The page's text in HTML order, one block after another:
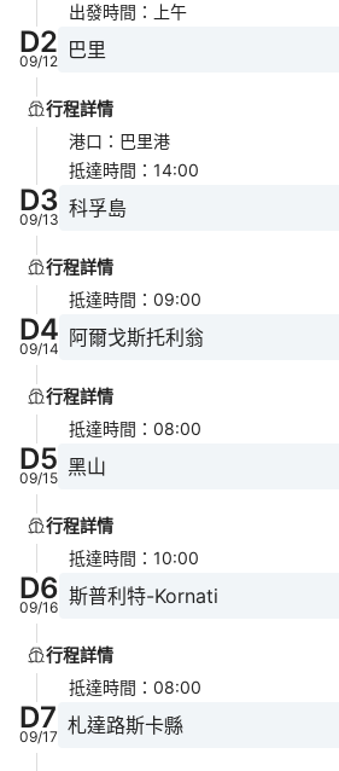
出發時間 ： 上午
D2
09/12 巴里
行程詳情
港口 ： 巴里港
抵達時間 ： 14:00
D3
09/13 科孚島
行程詳情
抵達時間 ： 09:00
D4
09/14 阿爾戈斯托利翁
行程詳情
抵達時間 ： 08:00
D5
09/15 黑山
行程詳情
抵達時間 ： 10:00
D6
09/16 斯普利特-Kornati
行程詳情
抵達時間 ： 08:00
D7
09/17 札達路斯卡縣